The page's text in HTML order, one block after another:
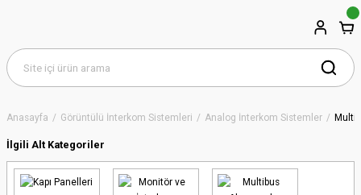
Anasayfa Görüntülü İnterkom Sistemleri Analog İnterkom Sistemler
İlgili Alt Kategoriler